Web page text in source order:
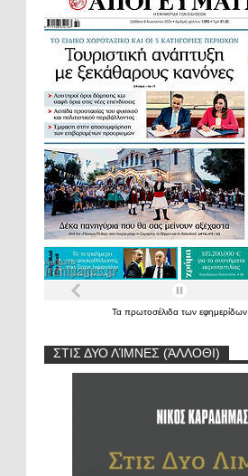
Τα πρωτοσέλιδα των εφημερίδων
ΣΤΙΣ ΔΥΟ ΛΊΜΝΕΣ (ΆΛΛΟΘΙ)